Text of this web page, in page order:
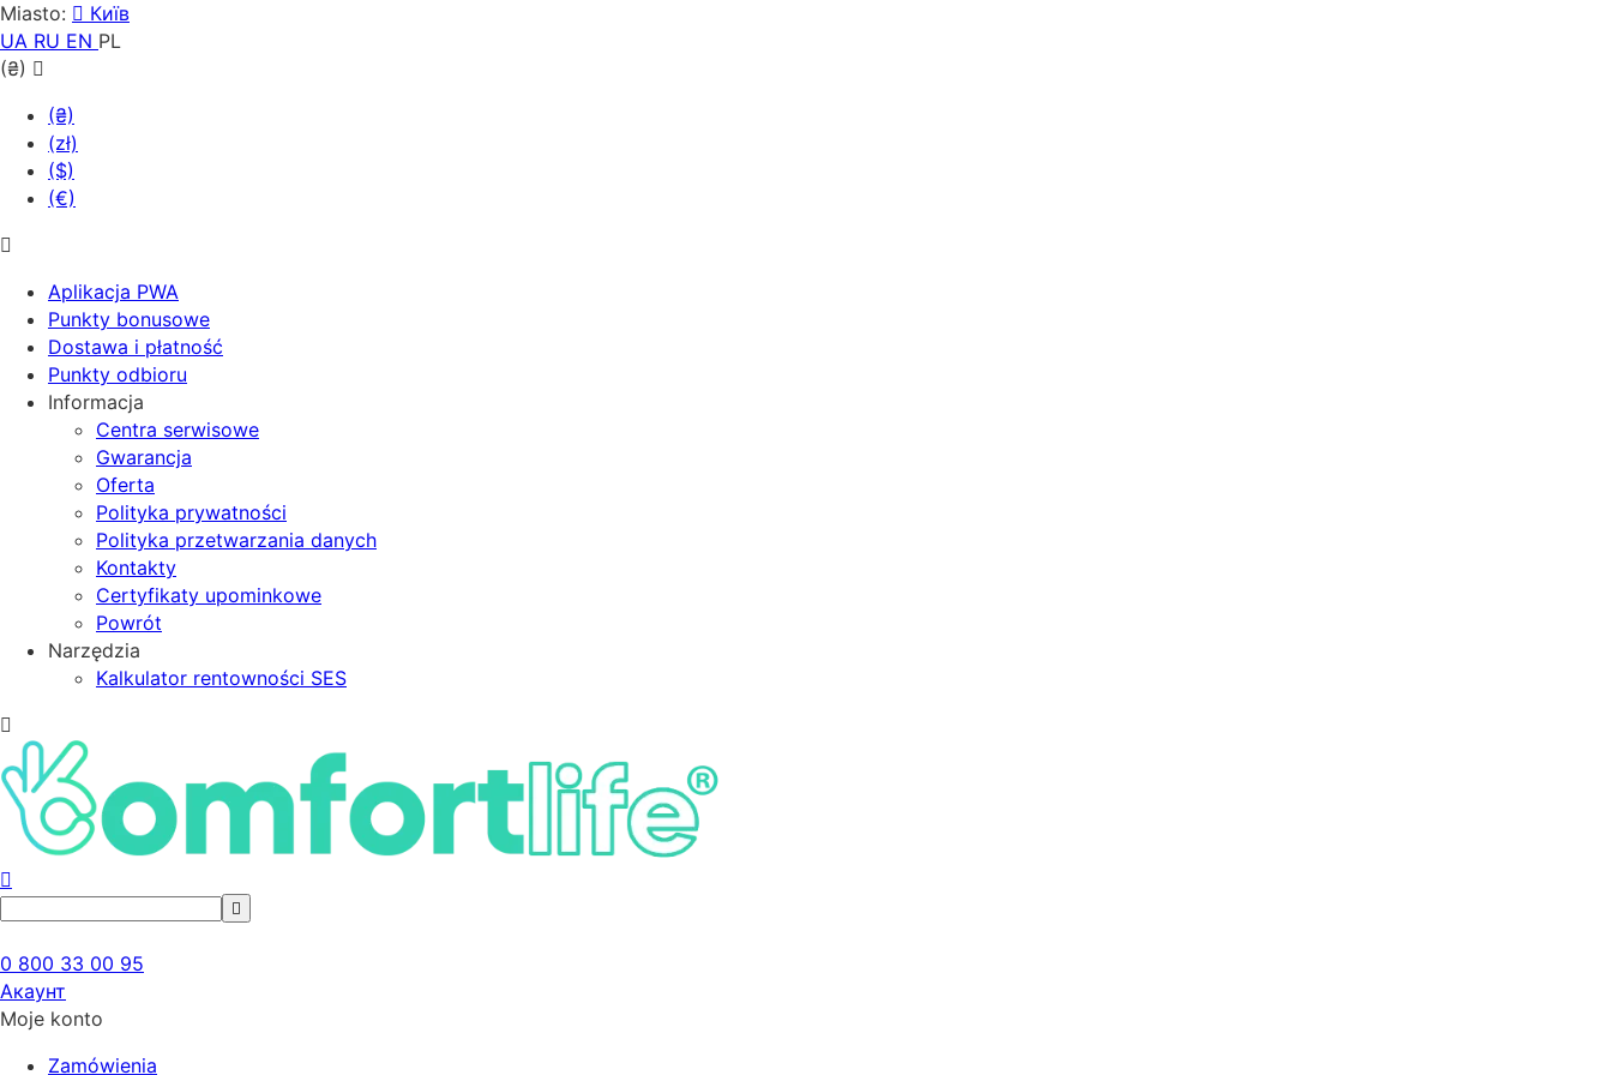
Miasto:
Київ
UA RU EN PL
(₴)
(₴)
(zł)
($)
(€)
Aplikacja PWA
Punkty bonusowe
Dostawa i płatność
Punkty odbioru
Informacja
Centra serwisowe
Gwarancja
Oferta
Polityka prywatności
Polityka przetwarzania danych
Kontakty
Certyfikaty upominkowe
Powrót
Narzędzia
Kalkulator rentowności SES
0 800 33 00 95
Акаунт
Moje konto
Zamówienia